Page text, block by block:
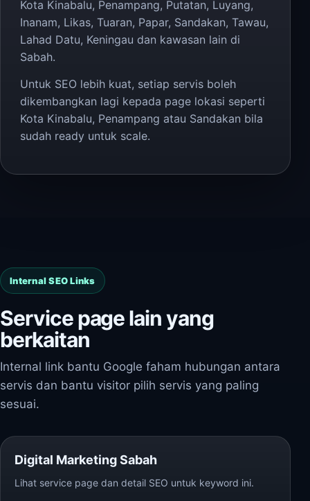
Kota Kinabalu, Penampang, Putatan, Luyang,
Inanam, Likas, Tuaran, Papar, Sandakan, Tawau,
Lahad Datu, Keningau dan kawasan lain di
Sabah.
Untuk SEO lebih kuat, setiap servis boleh
dikembangkan lagi kepada page lokasi seperti
Kota Kinabalu, Penampang atau Sandakan bila
sudah ready untuk scale.
Internal SEO Links
Service page lain yang
berkaitan
Internal link bantu Google faham hubungan antara
servis dan bantu visitor pilih servis yang paling
sesuai.
Digital Marketing Sabah
Lihat service page dan detail SEO untuk keyword ini.